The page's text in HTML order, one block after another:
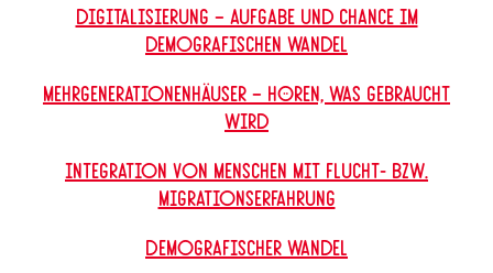
Digitalisierung – Aufgabe und Chance im
demografischen Wandel
Mehrgenerationenhäuser – Hören, was gebraucht
wird
Integration von Menschen mit Flucht- bzw.
Migrationserfahrung
Demografischer Wandel